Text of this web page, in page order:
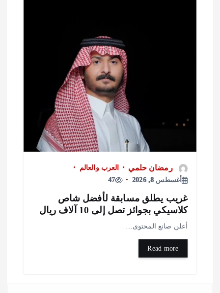
رمضان حلمي
العرب والعالم
أغسطس 8, 2026
47
يطلق مسابقة لأفضل شاص
بجوائز تصل إلى 10 آلاف ريال
صانع المحتوى…